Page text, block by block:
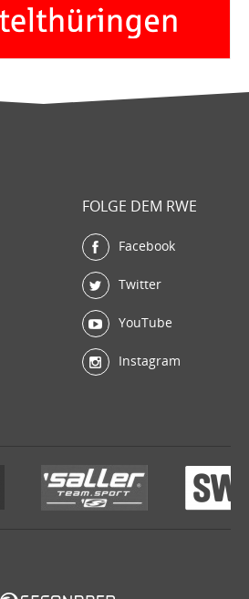
FOLGE DEM RWE
Facebook
Twitter
YouTube
Instagram